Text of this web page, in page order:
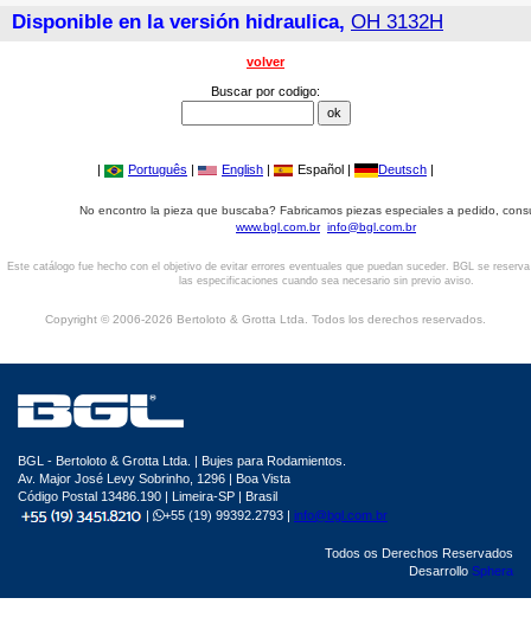
Disponible en la versión hidraulica, OH 3132H
volver
Buscar por codigo:
| Português | English | Español | Deutsch |
No encontro la pieza que buscaba? Fabricamos piezas especiales a pedido,
www.bgl.com.br info@bgl.com.br
Este catálogo fue hecho con el objetivo de evitar errores eventuales que puedan suceder. BGL se
las especificaciones cuando sea necesario sin previo aviso.
Copyright © 2006-2026 Bertoloto & Grotta Ltda. Todos los derechos reservados.
BGL - Bertoloto & Grotta Ltda. | Bujes para Rodamientos.
Av. Major José Levy Sobrinho, 1296 | Boa Vista
Código Postal 13486.190 | Limeira-SP | Brasil
|
+55 (19) 99392.2793 | info@bgl.com.br
Todos os Derechos Reservados
Desarrollo Sphera